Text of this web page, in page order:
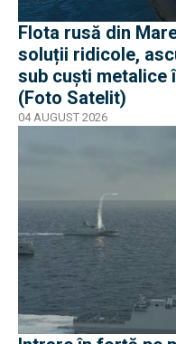
Flota rusă din
soluții ridicole,
sub cuști metalice
(Foto Satelit)
04 AUGUST 2026